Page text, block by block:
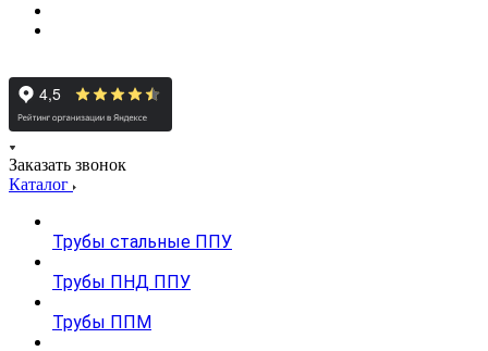
Заказать звонок
Каталог
Трубы стальные ППУ
Трубы ПНД ППУ
Трубы ППМ